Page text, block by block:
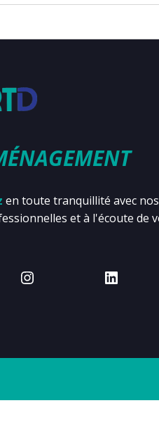
en toute tranquillité avec nos
et à l'écoute de